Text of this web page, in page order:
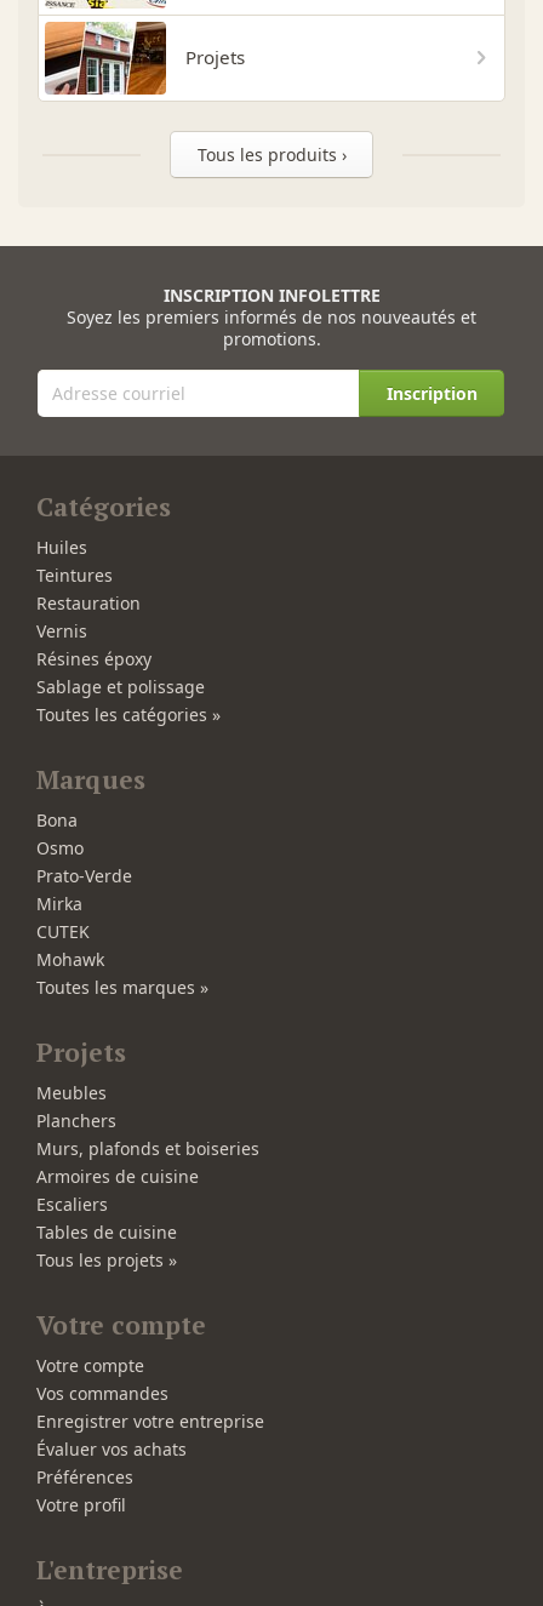
Projets
Tous les produits ›
INSCRIPTION INFOLETTRE
Soyez les premiers informés de nos nouveautés et
promotions.
Inscription
Catégories
Huiles
Teintures
Restauration
Vernis
Résines époxy
Sablage et polissage
Toutes les catégories »
Marques
Bona
Osmo
Prato-Verde
Mirka
CUTEK
Mohawk
Toutes les marques »
Projets
Meubles
Planchers
Murs, plafonds et boiseries
Armoires de cuisine
Escaliers
Tables de cuisine
Tous les projets »
Votre compte
Votre compte
Vos commandes
Enregistrer votre entreprise
Évaluer vos achats
Préférences
Votre profil
L'entreprise